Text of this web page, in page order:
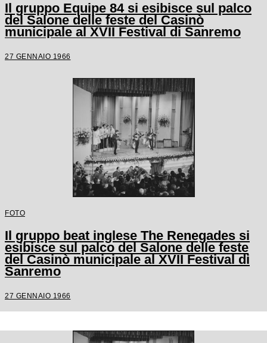
Il gruppo Equipe 84 si esibisce sul palco
del Salone delle feste del Casinò
municipale al XVII Festival di Sanremo
27 GENNAIO 1966
FOTO
Il gruppo beat inglese The Renegades si
esibisce sul palco del Salone delle feste
del Casinò municipale al XVII Festival di
Sanremo
27 GENNAIO 1966